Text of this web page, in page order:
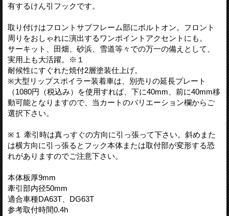
有するけん引フックです。
取り付けはフロントサブフレーム部にボルトオン。フロント
周りをおしゃれに演出するワンポイントアクセントにも。
サーキット、田畑、砂浜、雪道等々での万一の備えとして、
実用上も大活躍。※１
耐候性にすぐれた焼付2層塗装仕上げ。
※大型リップスポイラー装着車は、別売りの延長プレート
（1080円（税込み）を使用すれば、下に40mm、前に40mm移
動可能となりますので、当カートのバリエーション欄からご
選択下さい。
※１ 牽引時は真っすぐの方向に引っ張って下さい。斜めまた
は横方向に引っ張るとフック本体または取付部が変形する恐
れがありますのでご注意下さい。
本体板厚9mm
牽引部内径50mm
適合車種DA63T、DG63T
参考取付時間0.4h